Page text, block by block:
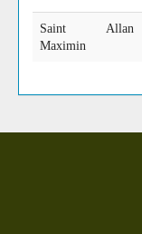
Saint
Maximin
Allan